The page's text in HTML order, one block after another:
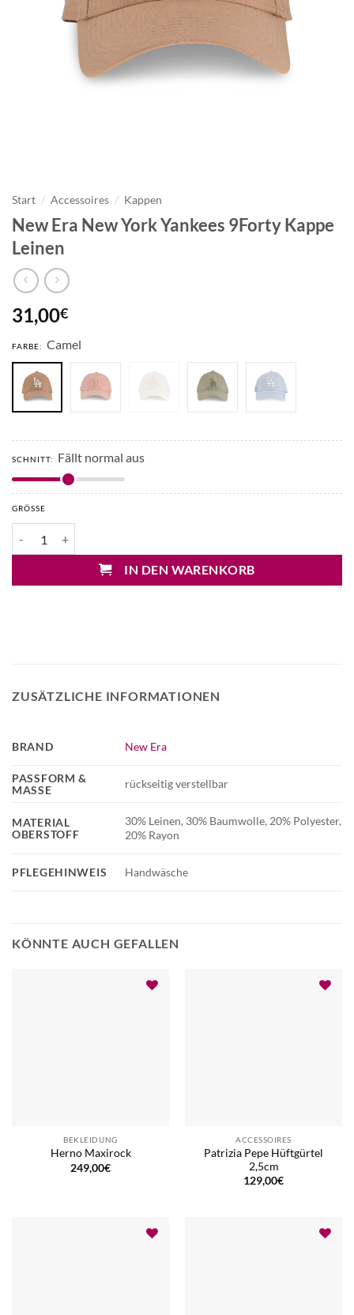
Start / Accessoires / Kappen
New Era New York Yankees 9Forty Kappe
Leinen
31,00€
FARBE: Camel
SCHNITT: Fällt normal aus
GRÖSSE
IN DEN WARENKORB
ZUSÄTZLICHE INFORMATIONEN
PFLEGEHINWEIS Handwäsche
BRAND New Era
PASSFORM &
MASSE
rückseitig verstellbar
MATERIAL
OBERSTOFF
30% Leinen, 30% Baumwolle, 20% Polyester,
20% Rayon
KÖNNTE AUCH GEFALLEN
BEKLEIDUNG
Herno Maxirock
249,00€
ACCESSOIRES
Patrizia Pepe Hüftgürtel
2,5cm
129,00€